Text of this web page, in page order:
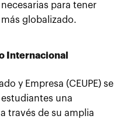
para tener
globalizado.
Internacional
y Empresa (CEUPE) se
una
través de su amplia